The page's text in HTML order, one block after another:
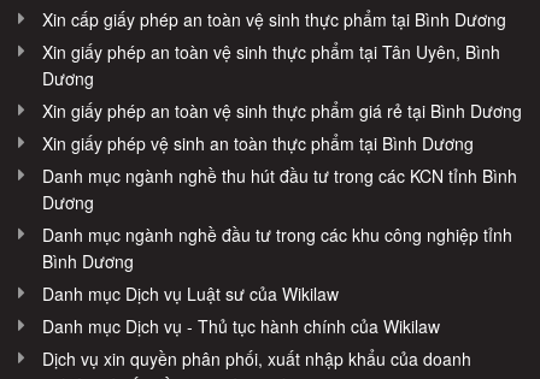
Xin cấp giấy phép an toàn vệ sinh thực phẩm tại Bình Dương
Xin giấy phép an toàn vệ sinh thực phẩm tại Tân Uyên, Bình
Dương
Xin giấy phép an toàn vệ sinh thực phẩm giá rẻ tại Bình Dương
Xin giấy phép vệ sinh an toàn thực phẩm tại Bình Dương
Danh mục ngành nghề thu hút đầu tư trong các KCN tỉnh Bình
Dương
Danh mục ngành nghề đầu tư trong các khu công nghiệp tỉnh
Bình Dương
Danh mục Dịch vụ Luật sư của Wikilaw
Danh mục Dịch vụ - Thủ tục hành chính của Wikilaw
Dịch vụ xin quyền phân phối, xuất nhập khẩu của doanh